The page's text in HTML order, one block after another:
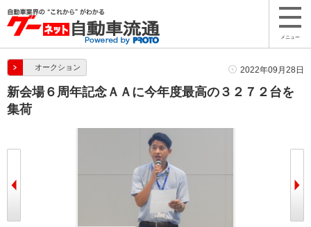
メニュー
オークション 2022年09月28日
新会場６周年記念ＡＡに今年度最高の３２７２台を
集荷